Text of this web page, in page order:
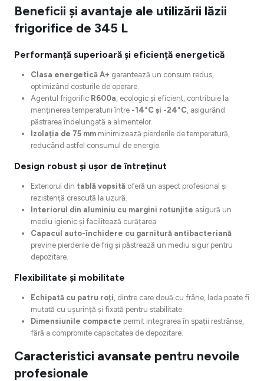
Beneficii și avantaje ale utilizării lăzii
frigorifice de 345 L
Performanță superioară și eficiență energetică
Clasa energetică A+ garantează un consum redus,
optimizând costurile de operare.
Agentul frigorific R600a, ecologic și eficient, contribuie la
menținerea temperaturii între -14°C și -24°C, asigurând
păstrarea îndelungată a alimentelor.
Izolația de 75 mmminimizează pierderile de temperatură,
reducând astfel consumul de energie.
Design robust și ușor de întreținut
Exteriorul din tablă vopsităoferă un aspect profesional și
rezistență crescută la uzură.
Interiorul din aluminiu cu margini rotunjite asigură un
mediu igienic și facilitează curățarea.
Capacul auto-închidere cu garnitură antibacteriană
previne pierderile de frig și păstrează un mediu sigur pentru
depozitare.
Flexibilitate și mobilitate
Echipată cu patru roți , dintre care două cu frâne, lada poate fi
mutată cu ușurință și fixată pentru stabilitate.
Dimensiunile compacte permit integrarea în spații restrânse,
fără a compromite capacitatea de depozitare.
Caracteristici avansate pentru nevoile
profesionale